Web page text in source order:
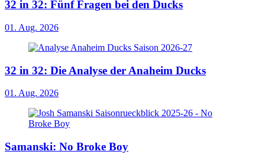
32 in 32: Fünf Fragen bei den Ducks
01. Aug. 2026
32 in 32: Die Analyse der Anaheim Ducks
01. Aug. 2026
Samanski: No Broke Boy